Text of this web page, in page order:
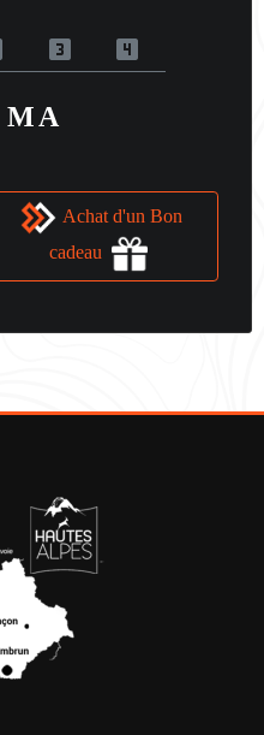
looks_3 looks_4
Achat d'un Bon
cadeau